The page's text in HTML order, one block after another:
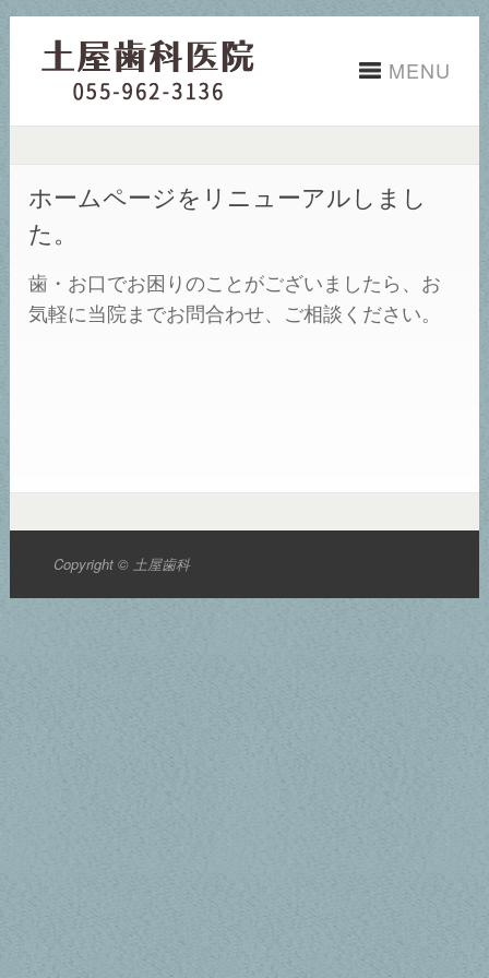
MENU
ホームページをリニューアルしまし
た。
歯・お口でお困りのことがございましたら、お
気軽に当院までお問合わせ、ご相談ください。
Copyright © 土屋歯科